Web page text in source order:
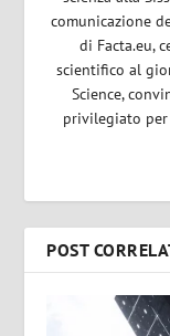
comunicazione
di Facta.eu,
scientifico al
Science,
privilegiato
POST